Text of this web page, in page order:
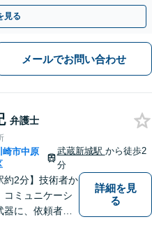
】【完全個室相談】
見る
メールでお問い合わせ
弁護士
崎市中原
武蔵新城駅 から徒歩2
分
約2分】技術者か
コミュニケーシ
に、依頼者さ
詳細を見
る